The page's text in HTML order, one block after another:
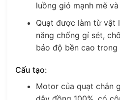
luồng gió mạnh mẽ
Quạt được làm từ vật
năng chống gỉ sét,
bảo độ bền cao trong
Cấu tạo:
Motor của quạt chắn